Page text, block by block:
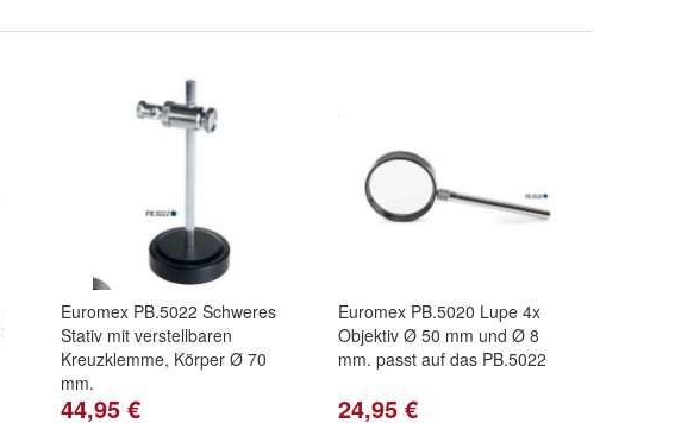
Euromex PB.5022 Schweres
Stativ mit verstellbaren
Kreuzklemme, Körper Ø 70
mm.
44,95 €
Euromex PB.5020 Lupe 4x
Objektiv Ø 50 mm und Ø 8
mm. passt auf das PB.5022
24,95 €